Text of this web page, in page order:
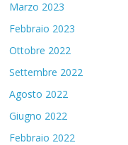
Marzo 2023
Febbraio 2023
Ottobre 2022
Settembre 2022
Agosto 2022
Giugno 2022
Febbraio 2022